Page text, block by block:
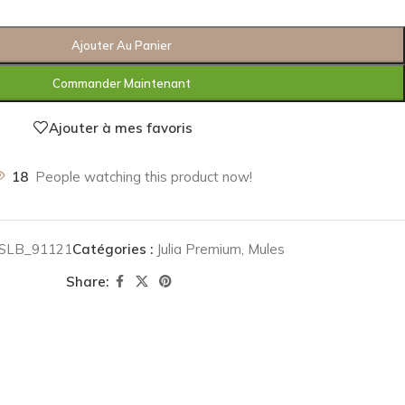
Ajouter Au Panier
Commander Maintenant
Ajouter à mes favoris
18 People watching this product now!
Catégories : Julia Premium, Mules
Share: